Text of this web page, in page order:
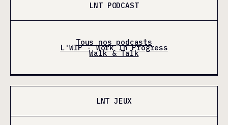
LNT PODCAST
Tous nos podcasts
L'WIP - Work In Progress
Walk & Talk
LNT JEUX